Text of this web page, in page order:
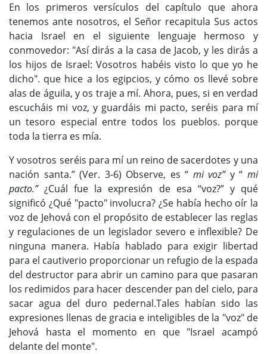
En los primeros versículos del capítulo que ahora
tenemos ante nosotros, el Señor recapitula Sus actos
hacia Israel en el siguiente lenguaje hermoso y
conmovedor: "Así dirás a la casa de Jacob, y les dirás a
los hijos de Israel: Vosotros habéis visto lo que yo he
dicho". que hice a los egipcios, y cómo os llevé sobre
alas de águila, y os traje a mí. Ahora, pues, si en verdad
escucháis mi voz, y guardáis mi pacto, seréis para mí
un tesoro especial entre todos los pueblos. porque
toda la tierra es mía.
Y vosotros seréis para mí un reino de sacerdotes y una
nación santa.” (Ver. 3-6) Observe, es “ mi voz”y “mi
pacto.”¿Cuál fue la expresión de esa “voz?” y qué
significó ¿Qué "pacto" involucra? ¿Se había hecho oír la
voz de Jehová con el propósito de establecer las reglas
y regulaciones de un legislador severo e inflexible? De
ninguna manera. Había hablado para exigir libertad
para el cautiverio proporcionar un refugio de la espada
del destructor para abrir un camino para que pasaran
los redimidos para hacer descender pan del cielo, para
sacar agua del duro pedernal.Tales habían sido las
expresiones llenas de gracia e inteligibles de la "voz" de
Jehová hasta el momento en que "Israel acampó
delante del monte".